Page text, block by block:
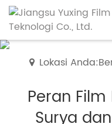
Lokasi
Peran
Surya